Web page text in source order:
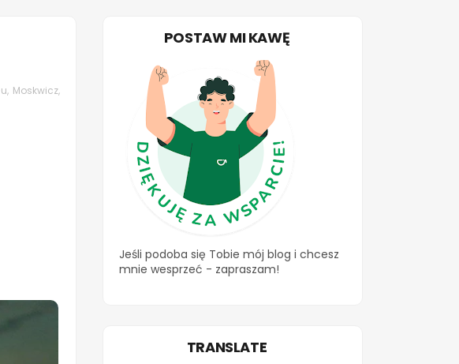
, Moskwicz,
POSTAW MI KAWĘ
Jeśli podoba się Tobie mój blog i chcesz
mnie wesprzeć - zapraszam!
TRANSLATE